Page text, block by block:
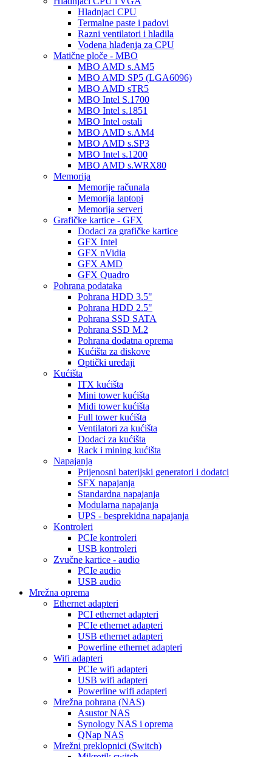
Hladnjaci CPU
Termalne paste i padovi
Razni ventilatori i hladila
Vodena hlađenja za CPU
Matične ploče - MBO
MBO AMD s.AM5
MBO AMD SP5 (LGA6096)
MBO AMD sTR5
MBO Intel S.1700
MBO Intel s.1851
MBO Intel ostali
MBO AMD s.AM4
MBO AMD s.SP3
MBO Intel s.1200
MBO AMD s.WRX80
Memorija
Memorije računala
Memorija laptopi
Memorija serveri
Grafičke kartice - GFX
Dodaci za grafičke kartice
GFX Intel
GFX nVidia
GFX AMD
GFX Quadro
Pohrana podataka
Pohrana HDD 3.5"
Pohrana HDD 2.5"
Pohrana SSD SATA
Pohrana SSD M.2
Pohrana dodatna oprema
Kućišta za diskove
Optički uređaji
Kućišta
ITX kućišta
Mini tower kućišta
Midi tower kućišta
Full tower kućišta
Ventilatori za kućišta
Dodaci za kućišta
Rack i mining kućišta
Napajanja
Prijenosni baterijski generatori i dodatci
SFX napajanja
Standardna napajanja
Modularna napajanja
UPS - besprekidna napajanja
Kontroleri
PCIe kontroleri
USB kontroleri
Zvučne kartice - audio
PCIe audio
USB audio
Mrežna oprema
Ethernet adapteri
PCI ethernet adapteri
PCIe ethernet adapteri
USB ethernet adapteri
Powerline ethernet adapteri
Wifi adapteri
PCIe wifi adapteri
USB wifi adapteri
Powerline wifi adapteri
Mrežna pohrana (NAS)
Asustor NAS
Synology NAS i oprema
QNap NAS
Mrežni preklopnici (Switch)